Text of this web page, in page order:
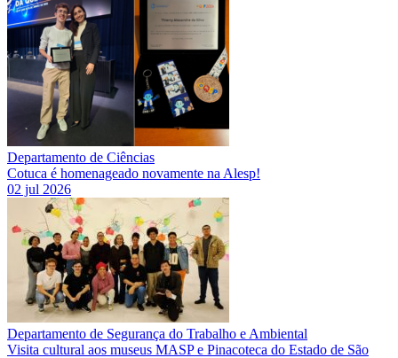
Departamento de Ciências
Cotuca é homenageado novamente na Alesp!
02 jul 2026
Departamento de Segurança do Trabalho e Ambiental
Visita cultural aos museus MASP e Pinacoteca do Estado de São